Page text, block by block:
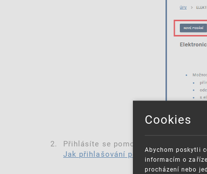
Přihlásíte se pomocí Identity občana
Jak přihlašování pomocí Identity
Cookies
Abychom poskytli
informacím o
procházení nebo